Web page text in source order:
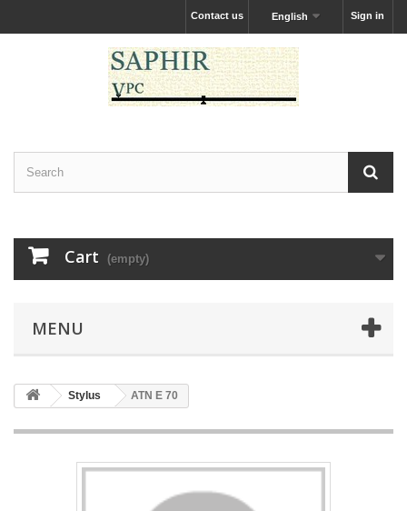
Sign in
English
Contact us
Cart (empty)
MENU
Stylus ATN E 70